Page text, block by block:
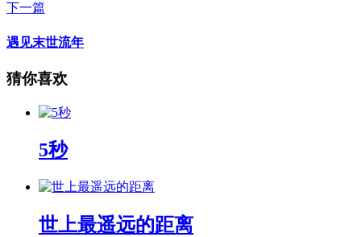
下一篇
遇见末世流年
猜你喜欢
5秒
世上最遥远的距离